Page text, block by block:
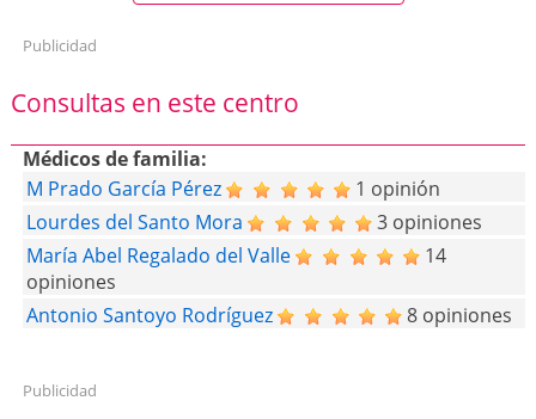
Publicidad
Consultas en este centro
Médicos de familia:
M Prado García Pérez
1 opinión
Lourdes del Santo Mora
3 opiniones
María Abel Regalado del Valle
14
opiniones
Antonio Santoyo Rodríguez
8 opiniones
Publicidad